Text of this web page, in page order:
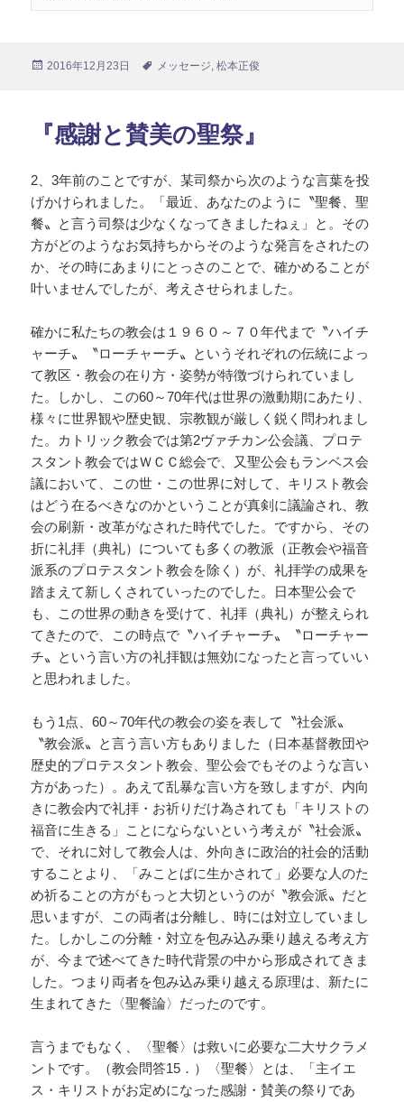
投
2016年12月23日
タ
メッセージ,松本正俊
『感謝と賛美の聖祭』
2、3年前のことですが、某司祭から次のような言葉を投
げかけられました。「最近、あなたのように〝聖餐、聖
餐〟と言う司祭は少なくなってきましたねぇ」と。その
方がどのようなお気持ちからそのような発言をされたの
か、その時にあまりにとっさのことで、確かめることが
叶いませんでしたが、考えさせられました。
確かに私たちの教会は１９６０～７０年代まで〝ハイチ
ャーチ〟〝ローチャーチ〟というそれぞれの伝統によっ
て教区・教会の在り方・姿勢が特徴づけられていまし
た。しかし、この60～70年代は世界の激動期にあたり、
様々に世界観や歴史観、宗教観が厳しく鋭く問われまし
た。カトリック教会では第2ヴァチカン公会議、プロテ
スタント教会ではＷＣＣ総会で、又聖公会もランベス会
議において、この世・この世界に対して、キリスト教会
はどう在るべきなのかということが真剣に議論され、教
会の刷新・改革がなされた時代でした。ですから、その
折に礼拝（典礼）についても多くの教派（正教会や福音
派系のプロテスタント教会を除く）が、礼拝学の成果を
踏まえて新しくされていったのでした。日本聖公会で
も、この世界の動きを受けて、礼拝（典礼）が整えられ
てきたので、この時点で〝ハイチャーチ〟〝ローチャー
チ〟という言い方の礼拝観は無効になったと言っていい
と思われました。
もう1点、60～70年代の教会の姿を表して〝社会派〟
〝教会派〟と言う言い方もありました（日本基督教団や
歴史的プロテスタント教会、聖公会でもそのような言い
方があった）。あえて乱暴な言い方を致しますが、内向
きに教会内で礼拝・お祈りだけ為されても「キリストの
福音に生きる」ことにならないという考えが〝社会派〟
で、それに対して教会人は、外向きに政治的社会的活動
することより、「みことばに生かされて」必要な人のた
め祈ることの方がもっと大切というのが〝教会派〟だと
思いますが、この両者は分離し、時には対立していまし
た。しかしこの分離・対立を包み込み乗り越える考え方
が、今まで述べてきた時代背景の中から形成されてきま
した。つまり両者を包み込み乗り越える原理は、新たに
生まれてきた〈聖餐論〉だったのです。
言うまでもなく、〈聖餐〉は救いに必要な二大サクラメ
ントです。（教会問答15．）〈聖餐〉とは、「主イエ
ス・キリストがお定めになった感謝・賛美の祭りであ